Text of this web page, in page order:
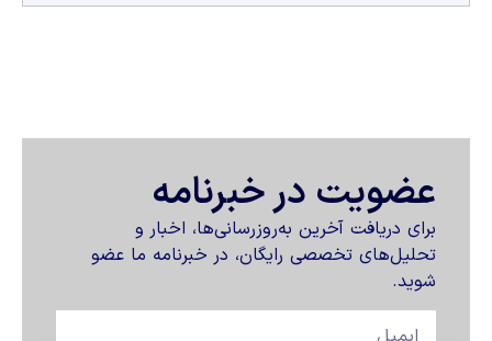
عضویت در خبرنامه
برای دریافت آخرین به‌روزرسانی‌ها، اخبار و
تحلیل‌های تخصصی رایگان، در خبرنامه ما عضو
شوید.